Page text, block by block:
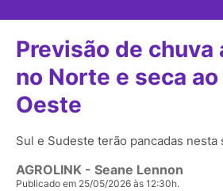
Previsão de chuva
no Norte e seca
Oeste
Sul e Sudeste terão pancadas nesta
AGROLINK - Seane Lennon
Publicado em 25/05/2026 às 12:30h.